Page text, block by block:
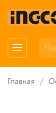
Главная